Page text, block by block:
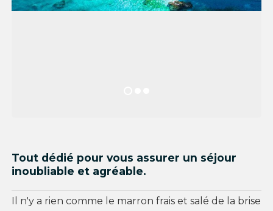
Tout dédié pour vous assurer un séjour
inoubliable et agréable.
Il n'y a rien comme le marron frais et salé de la brise